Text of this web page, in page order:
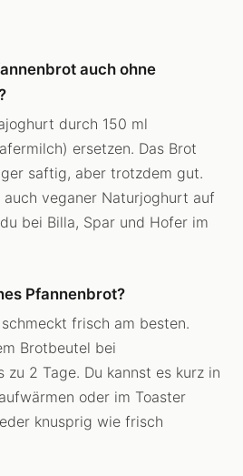
auch ohne
durch 150 ml
ersetzen. Das Brot
saftig, aber trotzdem gut.
veganer Naturjoghurt auf
bei Billa, Spar und Hofer im
Pfannenbrot?
frisch am besten.
Brotbeutel bei
2 Tage. Du kannst es kurz in
oder im Toaster
knusprig wie frisch